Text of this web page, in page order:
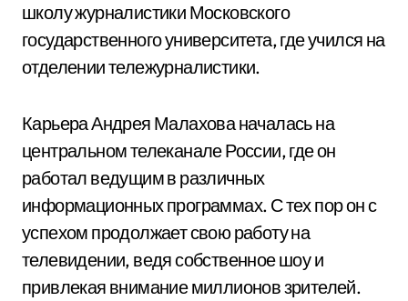
школу журналистики Московского
государственного университета, где учился на
отделении тележурналистики.
Карьера Андрея Малахова началась на
центральном телеканале России, где он
работал ведущим в различных
информационных программах. С тех пор он с
успехом продолжает свою работу на
телевидении, ведя собственное шоу и
привлекая внимание миллионов зрителей.